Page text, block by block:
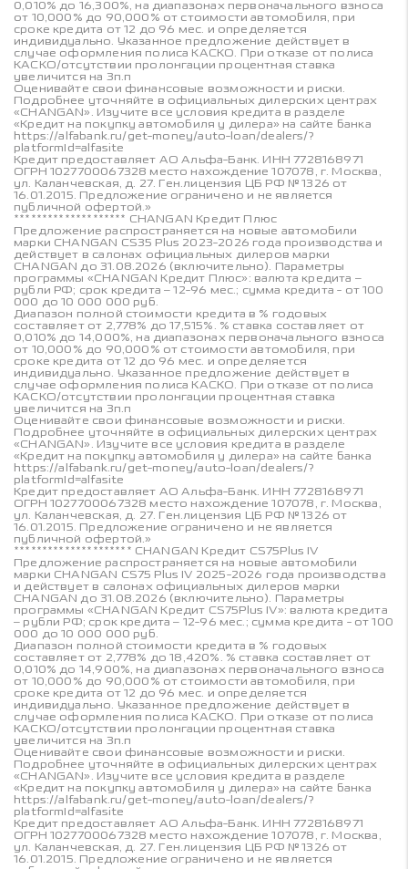
0,010% до 16,300%, на диапазонах первоначального взноса
от 10,000% до 90,000% от стоимости автомобиля, при
сроке кредита от 12 до 96 мес. и определяется
индивидуально. Указанное предложение действует в
случае оформления полиса КАСКО. При отказе от полиса
КАСКО/отсутствии пролонгации процентная ставка
увеличится на 3п.п
Оценивайте свои финансовые возможности и риски.
Подробнее уточняйте в официальных дилерских центрах
«CHANGAN». Изучите все условия кредита в разделе
«Кредит на покупку автомобиля у дилера» на сайте банка
https://alfabank.ru/get-money/auto-loan/dealers/?
platformId=alfasite
Кредит предоставляет АО Альфа-Банк. ИНН 7728168971
ОГРН 1027700067328 место нахождение 107078, г. Москва,
ул. Каланчевская, д. 27. Ген.лицензия ЦБ РФ № 1326 от
16.01.2015. Предложение ограничено и не является
публичной офертой.»
******************** CHANGAN Кредит Плюс
Предложение распространяется на новые автомобили
марки CHANGAN CS35 Plus 2023-2026 года производства и
действует в салонах официальных дилеров марки
CHANGAN до 31.08.2026 (включительно). Параметры
программы «CHANGAN Кредит Плюс»: валюта кредита –
рубли РФ; срок кредита – 12-96 мес.; сумма кредита - от 100
000 до 10 000 000 руб.
Диапазон полной стоимости кредита в % годовых
составляет от 2,778% до 17,515%. % ставка составляет от
0,010% до 14,000%, на диапазонах первоначального взноса
от 10,000% до 90,000% от стоимости автомобиля, при
сроке кредита от 12 до 96 мес. и определяется
индивидуально. Указанное предложение действует в
случае оформления полиса КАСКО. При отказе от полиса
КАСКО/отсутствии пролонгации процентная ставка
увеличится на 3п.п
Оценивайте свои финансовые возможности и риски.
Подробнее уточняйте в официальных дилерских центрах
«CHANGAN». Изучите все условия кредита в разделе
«Кредит на покупку автомобиля у дилера» на сайте банка
https://alfabank.ru/get-money/auto-loan/dealers/?
platformId=alfasite
Кредит предоставляет АО Альфа-Банк. ИНН 7728168971
ОГРН 1027700067328 место нахождение 107078, г. Москва,
ул. Каланчевская, д. 27. Ген.лицензия ЦБ РФ № 1326 от
16.01.2015. Предложение ограничено и не является
публичной офертой.»
********************* CHANGAN Кредит CS75Plus IV
Предложение распространяется на новые автомобили
марки CHANGAN CS75 Plus IV 2025-2026 года производства
и действует в салонах официальных дилеров марки
CHANGAN до 31.08.2026 (включительно). Параметры
программы «CHANGAN Кредит CS75Plus IV»: валюта кредита
– рубли РФ; срок кредита – 12-96 мес.; сумма кредита - от 100
000 до 10 000 000 руб.
Диапазон полной стоимости кредита в % годовых
составляет от 2,778% до 18,420%. % ставка составляет от
0,010% до 14,900%, на диапазонах первоначального взноса
от 10,000% до 90,000% от стоимости автомобиля, при
сроке кредита от 12 до 96 мес. и определяется
индивидуально. Указанное предложение действует в
случае оформления полиса КАСКО. При отказе от полиса
КАСКО/отсутствии пролонгации процентная ставка
увеличится на 3п.п
Оценивайте свои финансовые возможности и риски.
Подробнее уточняйте в официальных дилерских центрах
«CHANGAN». Изучите все условия кредита в разделе
«Кредит на покупку автомобиля у дилера» на сайте банка
https://alfabank.ru/get-money/auto-loan/dealers/?
platformId=alfasite
Кредит предоставляет АО Альфа-Банк. ИНН 7728168971
ОГРН 1027700067328 место нахождение 107078, г. Москва,
ул. Каланчевская, д. 27. Ген.лицензия ЦБ РФ № 1326 от
16.01.2015. Предложение ограничено и не является